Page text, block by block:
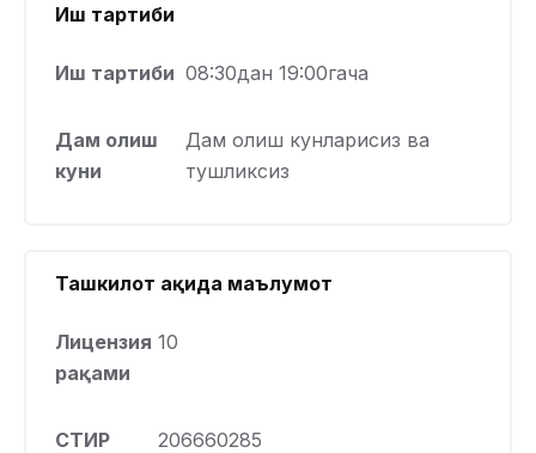
Иш тартиби
Иш тартиби 08:30дан 19:00гача
Дам олиш
куни
Дам олиш кунларисиз ва
тушликсиз
Ташкилот ҳақида маълумот
Лицензия
рақами
10
СТИР 206660285